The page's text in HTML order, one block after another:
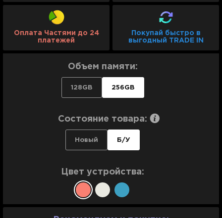
Оплата Частями до 24
платежей
Покупай быстро в
выгодный TRADE IN
Объем памяти:
128GB 256GB
Состояние товара:
Новый Б/У
Цвет устройства: